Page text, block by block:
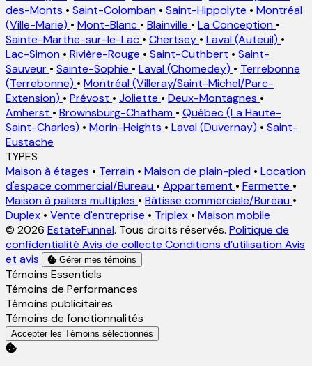
des-Monts • Saint-Colomban • Saint-Hippolyte • Montréal
(Ville-Marie) • Mont-Blanc • Blainville • La Conception •
Sainte-Marthe-sur-le-Lac • Chertsey • Laval (Auteuil) •
Lac-Simon • Rivière-Rouge • Saint-Cuthbert • Saint-
Sauveur • Sainte-Sophie • Laval (Chomedey) • Terrebonne
(Terrebonne) • Montréal (Villeray/Saint-Michel/Parc-
Extension) • Prévost • Joliette • Deux-Montagnes •
Amherst • Brownsburg-Chatham • Québec (La Haute-
Saint-Charles) • Morin-Heights • Laval (Duvernay) • Saint-
Eustache
TYPES
Maison à étages • Terrain • Maison de plain-pied • Location
d'espace commercial/Bureau • Appartement • Fermette •
Maison à paliers multiples • Bâtisse commerciale/Bureau •
Duplex • Vente d'entreprise • Triplex • Maison mobile
© 2026 EstateFunnel. Tous droits réservés. Politique de
confidentialité Avis de collecte Conditions d’utilisation Avis
et avis
Gérer mes témoins
Activer
Témoins Essentiels
Activer
Témoins de Performances
Activer
Témoins publicitaires
Activer
Témoins de fonctionnalités
Accepter les Témoins sélectionnés